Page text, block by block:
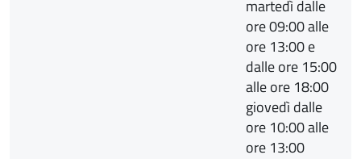
martedì dalle
ore 09:00 alle
ore 13:00 e
dalle ore 15:00
alle ore 18:00
giovedì dalle
ore 10:00 alle
ore 13:00